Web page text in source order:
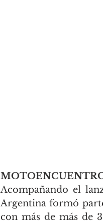
Acompañando el
Argentina formó
con más de más de